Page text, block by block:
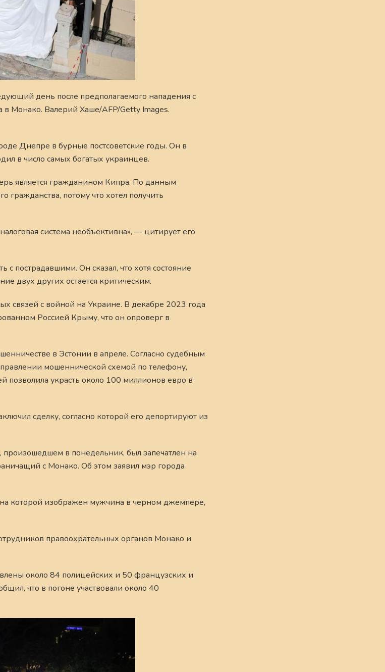
день после предполагаемого нападения с
Монако. Валерий Хаше/AFP/Getty Images.
Днепре в бурные постсоветские годы. Он в
в число самых богатых украинцев.
является гражданином Кипра. По данным
гражданства, потому что хотел получить
система необъективна», — цитирует его
с пострадавшими. Он сказал, что хотя состояние
двух других остается критическим.
связей с войной на Украине. В декабре 2023 года
Россией Крыму, что он опроверг в
в Эстонии в апреле. Согласно судебным
мошеннической схемой по телефону,
украсть около 100 миллионов евро в
сделку, согласно которой его депортируют из
в понедельник, был запечатлен на
с Монако. Об этом заявил мэр города
которой изображен мужчина в черном джемпере,
правоохрательных органов Монако и
около 84 полицейских и 50 французских и
что в погоне участвовали около 40